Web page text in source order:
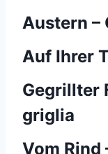
Austern –
Auf Ihrer
Gegrillter
griglia
Vom Rind